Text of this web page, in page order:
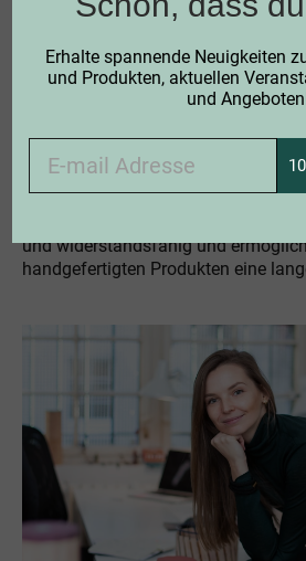
WARUM UNSERE PRODUKTE
Schon seit Generationen wird
Herstellung von Produkten
und widerstandsfähig und
handgefertigten Produkten eine
Erhalte spannende Neuigkeiten
und Produkten, aktuellen
und